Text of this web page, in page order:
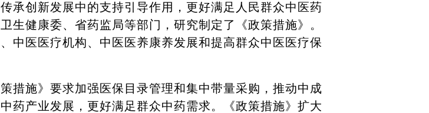
创新发展中的支持引导作用，更好满足人民群众中医药
生健康委、省药监局等部门，研究制定了《政策措施》。
中医医疗机构、中医医养康养发展和提高群众中医医疗保
施》要求加强医保目录管理和集中带量采购，推动中成
药产业发展，更好满足群众中药需求。《政策措施》扩大